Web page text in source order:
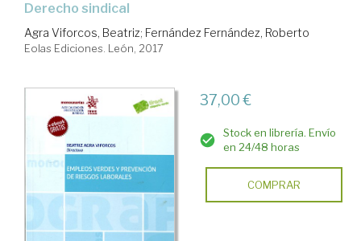
Derecho sindical
Agra Viforcos, Beatriz; Fernández Fernández, Roberto
Eolas Ediciones. León, 2017
37,00 €
Stock en librería. Envío
en 24/48 horas
COMPRAR